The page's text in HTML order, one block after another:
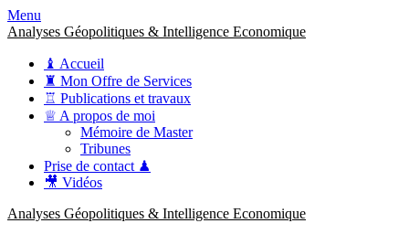
Menu
Analyses Géopolitiques & Intelligence Economique
♝ Accueil
♜ Mon Offre de Services
♖ Publications et travaux
♕ A propos de moi
Mémoire de Master
Tribunes
Prise de contact ♟
🎥 Vidéos
Analyses Géopolitiques & Intelligence Economique